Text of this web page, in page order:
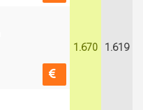
1.670 1.619